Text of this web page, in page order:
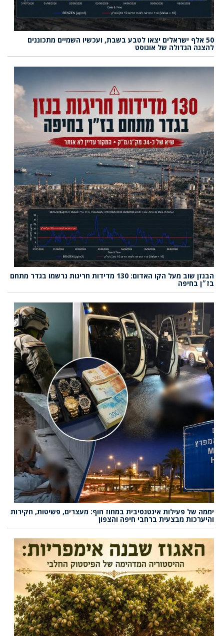
50 אלף ישראלים יצאו לטבע בשבת, ועכשיו השמיים מתכוננים
להצגה הגדולה של אוגוסט
הבנזן שוב מעל הקו האדום: 130 מדידות חריגות נרשמו בגדר מתחם
בז״ן בחיפה
יממה של פעילות אינטנסיבית במחוז חוף: מעצרים, פשיטות, חקירות
והיערכות מבצעית ברחבי חיפה והצפון